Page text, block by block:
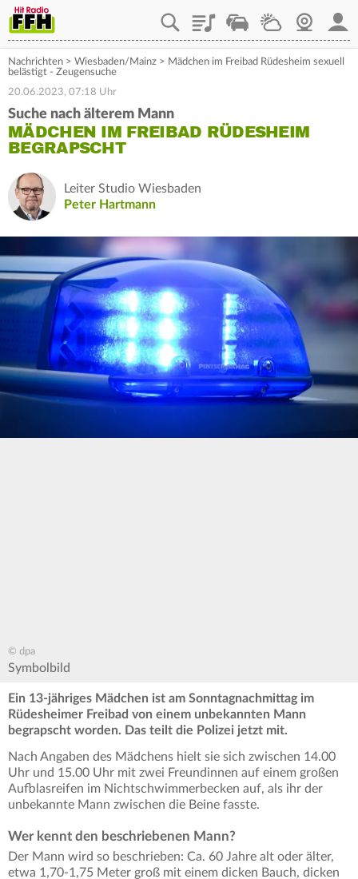
PlaylistStaupilotWetterWebcam
Nachrichten > Wiesbaden/Mainz > Mädchen im Freibad Rüdesheim sexuell
belästigt - Zeugensuche
20.06.2023, 07:18 Uhr
Suche nach älterem Mann
MÄDCHEN IM FREIBAD RÜDESHEIM
BEGRAPSCHT
Leiter Studio Wiesbaden
Peter Hartmann
© dpa
Symbolbild
Ein 13-jähriges Mädchen ist am Sonntagnachmittag im
Rüdesheimer Freibad von einem unbekannten Mann
begrapscht worden. Das teilt die Polizei jetzt mit.
Nach Angaben des Mädchens hielt sie sich zwischen 14.00
Uhr und 15.00 Uhr mit zwei Freundinnen auf einem großen
Aufblasreifen im Nichtschwimmerbecken auf, als ihr der
unbekannte Mann zwischen die Beine fasste.
Wer kennt den beschriebenen Mann?
Der Mann wird so beschrieben: Ca. 60 Jahre alt oder älter,
etwa 1,70-1,75 Meter groß mit einem dicken Bauch, dicken